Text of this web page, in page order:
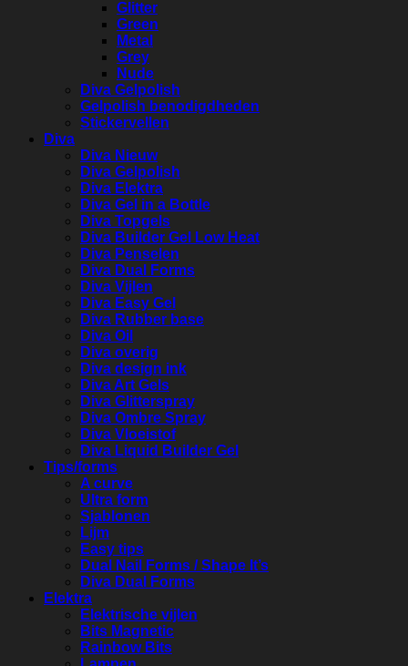
Glitter
Green
Metal
Grey
Nude
Diva Gelpolish
Gelpolish benodigdheden
Stickervellen
Diva
Diva Nieuw
Diva Gelpolish
Diva Elektra
Diva Gel in a Bottle
Diva Topgels
Diva Builder Gel Low Heat
Diva Penselen
Diva Dual Forms
Diva Vijlen
Diva Easy Gel
Diva Rubber base
Diva Oil
Diva overig
Diva design ink
Diva Art Gels
Diva Glitterspray
Diva Ombre Spray
Diva Vloeistof
Diva Liquid Builder Gel
Tips/forms
A curve
Ultra form
Sjablonen
Lijm
Easy tips
Dual Nail Forms / Shape It’s
Diva Dual Forms
Elektra
Elektrische vijlen
Bits Magnetic
Rainbow Bits